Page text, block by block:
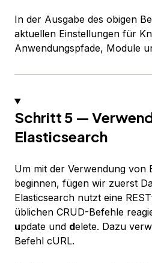
In der Ausgabe des obigen
aktuellen Einstellungen für
Anwendungspfade, Module
Schritt 5 —
Elasticsearch
Um mit der Verwendung von
beginnen, fügen wir zuerst
Elasticsearch nutzt eine
üblichen CRUD-Befehle
update und delete. Dazu
Befehl cURL.